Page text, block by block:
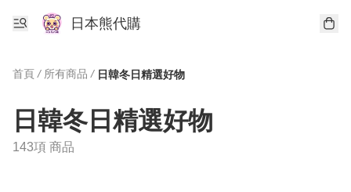
日本熊代購
首頁 / 所有商品 / 日韓冬日精選好物
日韓冬日精選好物
143項 商品